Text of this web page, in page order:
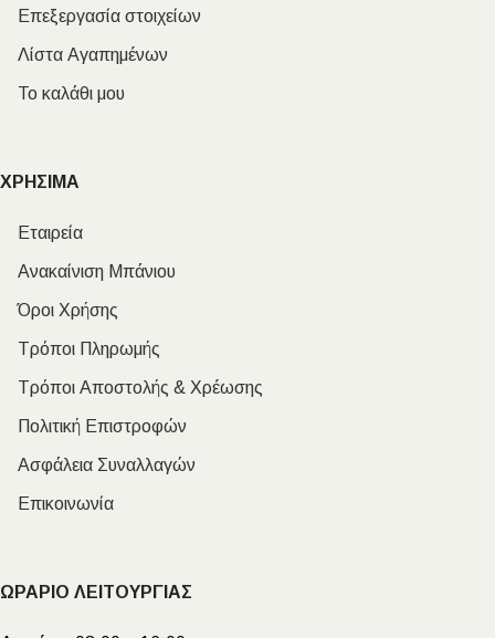
Επεξεργασία στοιχείων
Λίστα Αγαπημένων
Το καλάθι μου
ΧΡΗΣΙΜΑ
Εταιρεία
Ανακαίνιση Μπάνιου
Όροι Χρήσης
Τρόποι Πληρωμής
Τρόποι Αποστολής & Χρέωσης
Πολιτική Επιστροφών
Ασφάλεια Συναλλαγών
Επικοινωνία
ΩΡΑΡΙΟ ΛΕΙΤΟΥΡΓΙΑΣ